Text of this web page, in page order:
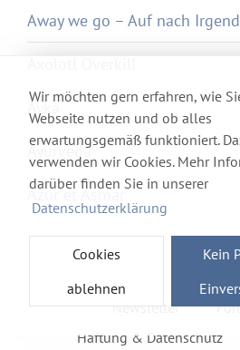
Wir möchten gern erfahren, wie
Webseite nutzen und ob alles
erwartungsgemäß funktioniert.
verwenden wir Cookies. Mehr
darüber finden Sie in unserer
Datenschutzerklärung
Cookies
ablehnen
Kein
Away we go – Auf nach
Ayka
Ayurveda
Azur et Asmar
Newsletter
Haftung & Datenschutz